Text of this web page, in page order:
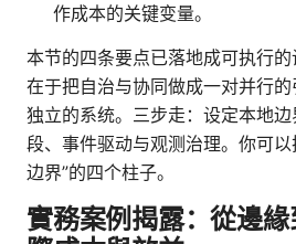
作成本的关键变量。
本节的四条要点已落地成可执行
在于把自治与协同做成一对并行
独立的系统。三步走：设定本地
段、事件驱动与观测治理。你可
边界”的四个柱子。
實務案例揭露：從邊